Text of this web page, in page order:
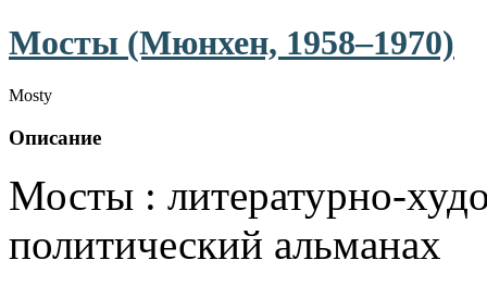
Мосты (Мюнхен, 1958–1970)
Mosty
Описание
Мосты : литературно-
политический альманах